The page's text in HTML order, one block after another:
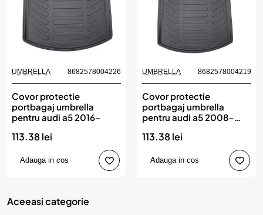
UMBRELLA 8682578004226
Covor protectie
portbagaj umbrella
pentru audi a5 2016-
113.38 lei
Adauga in cos
UMBRELLA 8682578004219
Covor protectie
portbagaj umbrella
pentru audi a5 2008-
113.38 lei
Adauga in cos
Aceeasi categorie